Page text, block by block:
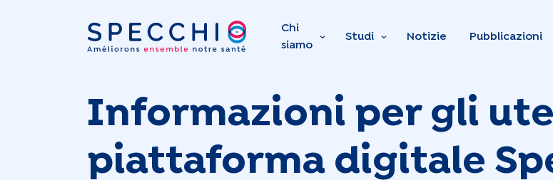
Skip to
Chi
siamo
Studi Notizie Pubblicazioni
Informazioni per gli
piattaforma digitale